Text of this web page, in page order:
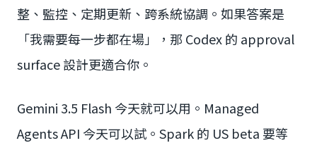
整、監控、定期更新、跨系統協調。如果答案是
「我需要每一步都在場」，那 Codex 的 approval
surface 設計更適合你。
Gemini 3.5 Flash 今天就可以用。Managed
Agents API 今天可以試。Spark 的 US beta 要等